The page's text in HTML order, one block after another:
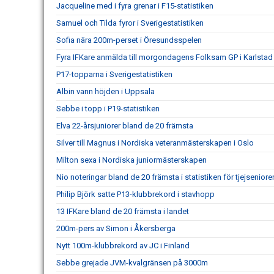
Jacqueline med i fyra grenar i F15-statistiken
Samuel och Tilda fyror i Sverigestatistiken
Sofia nära 200m-perset i Öresundsspelen
Fyra IFKare anmälda till morgondagens Folksam GP i Karlstad
P17-topparna i Sverigestatistiken
Albin vann höjden i Uppsala
Sebbe i topp i P19-statistiken
Elva 22-årsjuniorer bland de 20 främsta
Silver till Magnus i Nordiska veteranmästerskapen i Oslo
Milton sexa i Nordiska juniormästerskapen
Nio noteringar bland de 20 främsta i statistiken för
Philip Björk satte P13-klubbrekord i stavhopp
13 IFKare bland de 20 främsta i landet
200m-pers av Simon i Åkersberga
Nytt 100m-klubbrekord av JC i Finland
Sebbe grejade JVM-kvalgränsen på 3000m